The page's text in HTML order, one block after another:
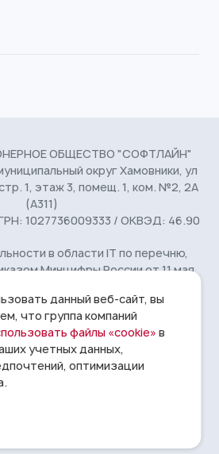
ОБЩЕСТВО "СОФТЛАЙН"
округ Хамовники, ул
1, этаж 3, помещ. 1, ком. №2, 2А
(А311)
1027736009333 / ОКВЭД: 46.90
в области IT по перечню,
Минцифры России от 11 мая
Условия использования
на сайте, носит исключительно
характер, не предназначена
и иных нужд, не связанных с
деятельности и не
по смыслу Федерального
24.06.2025 № 168-ФЗ.
данный веб-сайт, вы
что группа компаний
файлы «cookie» в
учетных данных,
оптимизации